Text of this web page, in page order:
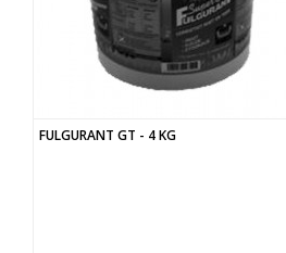
FULGURANT GT - 4 KG